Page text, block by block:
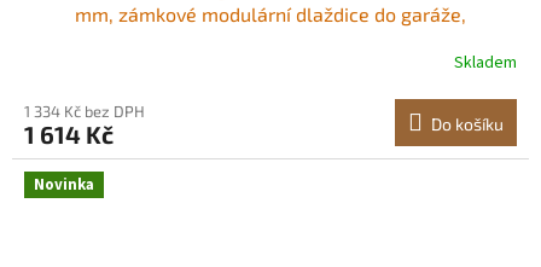
mm, zámkové modulární dlaždice do garáže,
dílnu, sklad, nářadí, stříbrné Protiskluzové diamantové
Skladem
1 334 Kč bez DPH
1 614 Kč Do košíku
Novinka